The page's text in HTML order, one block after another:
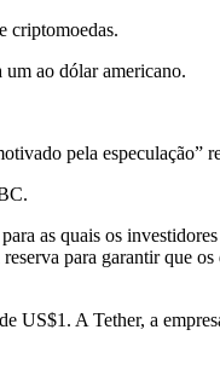
criptomoedas.
ao dólar americano.
pela especulação”
as quais os
para garantir que os
US$1. A Tether, a